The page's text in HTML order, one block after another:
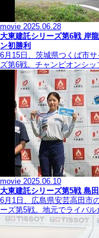
movie 2025.06.28
大東建託シリーズ第6戦 岸
ン初勝利
6月15日、茨城県つくば市
ズ第6戦。チャンピオンシ
movie 2025.06.10
大東建託シリーズ第5戦 島
6月1日、広島県安芸高田市
ーズ第5戦。地元でライバ